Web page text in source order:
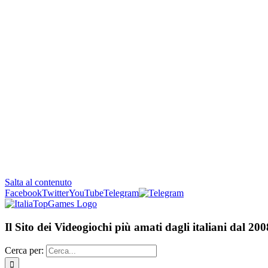
Salta al contenuto
FacebookTwitterYouTubeTelegram
Il Sito dei Videogiochi più amati dagli italiani dal
Cerca per: